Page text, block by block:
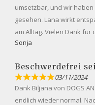
umsetzbar, und wir
gesehen. Lana wirkt
am Alltag. Vielen Dank
Sonja
Beschwerdefrei
03/11/2024
Dank Biljana von DOGS
endlich wieder normal.